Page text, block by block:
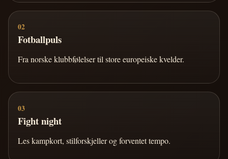
02
Fotballpuls
Fra norske klubbfølelser til store europeiske kvelder.
03
Fight night
Les kampkort, stilforskjeller og forventet tempo.